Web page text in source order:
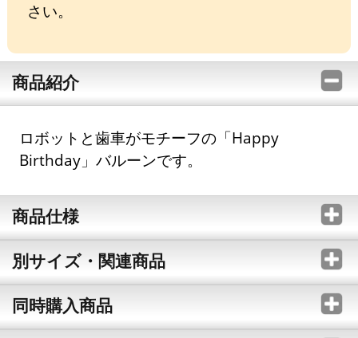
さい。
商品紹介
ロボットと歯車がモチーフの「Happy
Birthday」バルーンです。
商品仕様
別サイズ・関連商品
同時購入商品